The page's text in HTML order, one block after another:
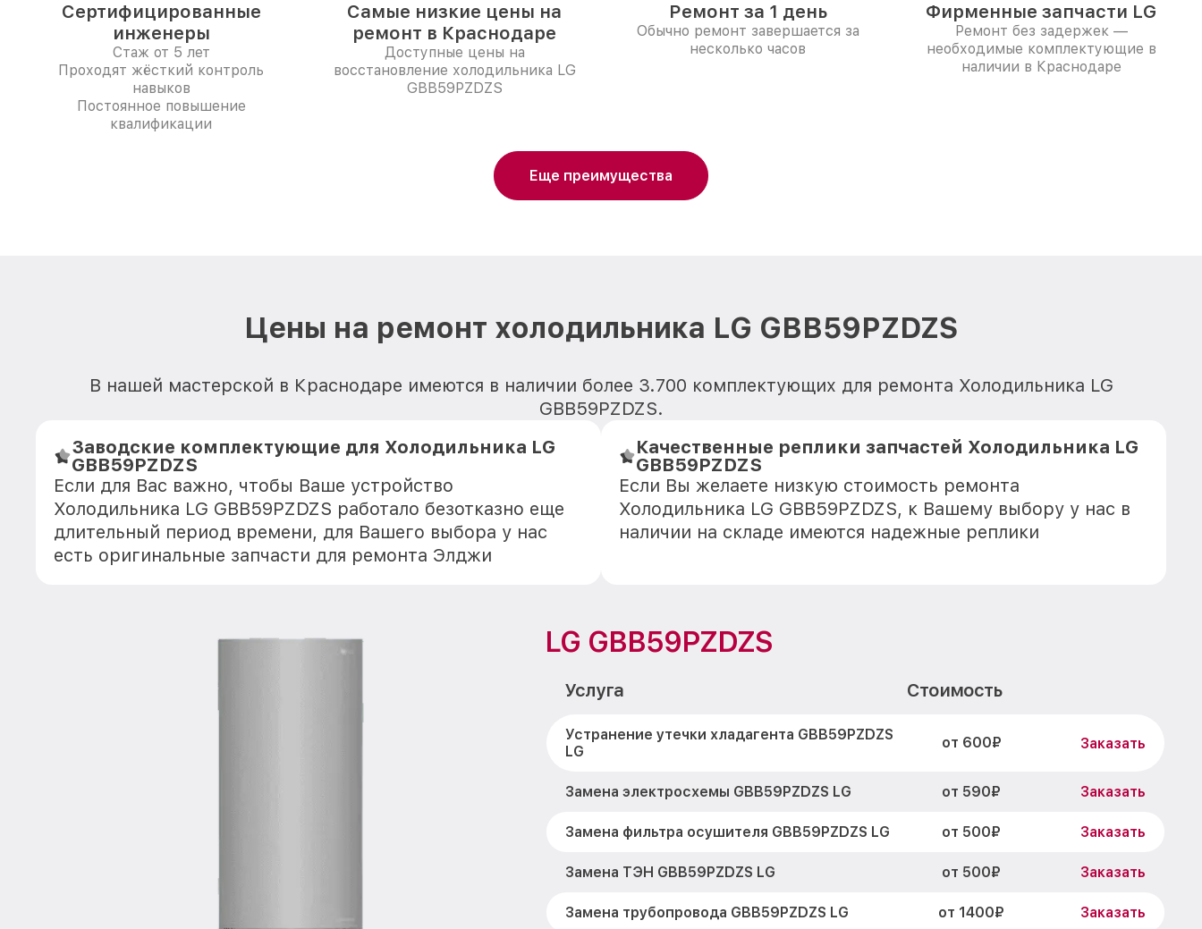
Сертифицированные
инженеры
Стаж от 5 лет
Проходят жёсткий контроль
навыков
Постоянное повышение
квалификации
Самые низкие цены на
ремонт в Краснодаре
Доступные цены на
восстановление холодильника LG
GBB59PZDZS
Ремонт за 1 день
Обычно ремонт завершается за
несколько часов
Фирменные запчасти LG
Ремонт без задержек —
необходимые комплектующие в
наличии в Краснодаре
Еще преимущества
Цены на ремонт холодильника LG GBB59PZDZS
В нашей мастерской в Краснодаре имеются в наличии более 3.700 комплектующих для ремонта Холодильника LG
GBB59PZDZS.
Заводские комплектующие для Холодильника LG
GBB59PZDZS
Если для Вас важно, чтобы Ваше устройство
Холодильника LG GBB59PZDZS работало безотказно еще
длительный период времени, для Вашего выбора у нас
есть оригинальные запчасти для ремонта Элджи
Качественные реплики запчастей Холодильника LG
GBB59PZDZS
Если Вы желаете низкую стоимость ремонта
Холодильника LG GBB59PZDZS, к Вашему выбору у нас в
наличии на складе имеются надежные реплики
LG GBB59PZDZS
Услуга Стоимость
Устранение утечки хладагента GBB59PZDZS
LG
от 600₽ Заказать
Замена электросхемы GBB59PZDZS LG от 590₽ Заказать
Замена фильтра осушителя GBB59PZDZS LG от 500₽ Заказать
Замена ТЭН GBB59PZDZS LG от 500₽ Заказать
Замена трубопровода GBB59PZDZS LG от 1400₽ Заказать